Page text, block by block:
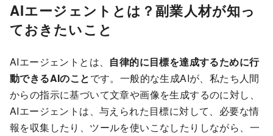
AIエージェントとは？副業人材が知っ
ておきたいこと
AIエージェントとは、 自律的に目標を達成するために行
動できるAIのことです。一般的な生成AIが、私たち人間
からの指示に基づいて文章や画像を生成するのに対し、
AIエージェントは、与えられた目標に対して、必要な情
報を収集したり、ツールを使いこなしたりしながら、一